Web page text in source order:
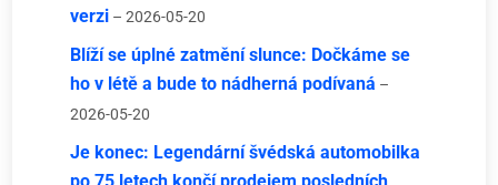
verzi – 2026-05-20
Blíží se úplné zatmění slunce: Dočkáme se
ho v létě a bude to nádherná podívaná –
2026-05-20
Je konec: Legendární švédská automobilka